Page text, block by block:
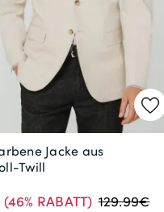
Jacke aus
Twill
(46% RABATT) 129.99€